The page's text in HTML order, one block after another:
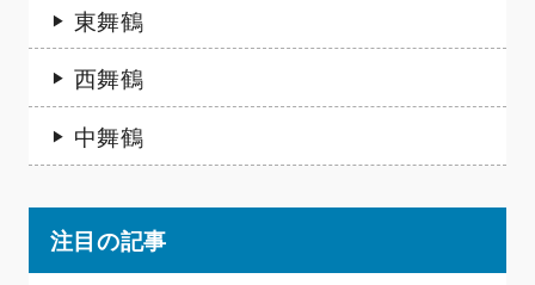
東舞鶴
西舞鶴
中舞鶴
注目の記事